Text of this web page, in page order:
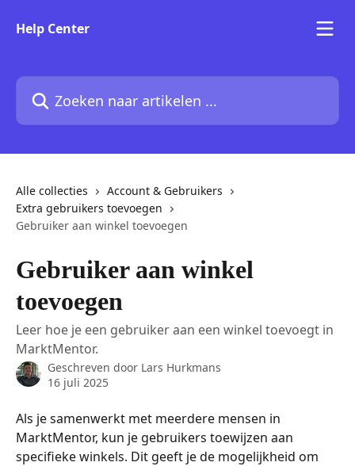
Help Center
Zoeken naar artikelen ...
Alle collecties
Account & Gebruikers
Extra gebruikers toevoegen
Gebruiker aan winkel toevoegen
Gebruiker aan winkel
toevoegen
Leer hoe je een gebruiker aan een winkel toevoegt in
MarktMentor.
Geschreven door Lars Hurkmans
16 juli 2025
Als je samenwerkt met meerdere mensen in
MarktMentor, kun je gebruikers toewijzen aan
specifieke winkels. Dit geeft je de mogelijkheid om